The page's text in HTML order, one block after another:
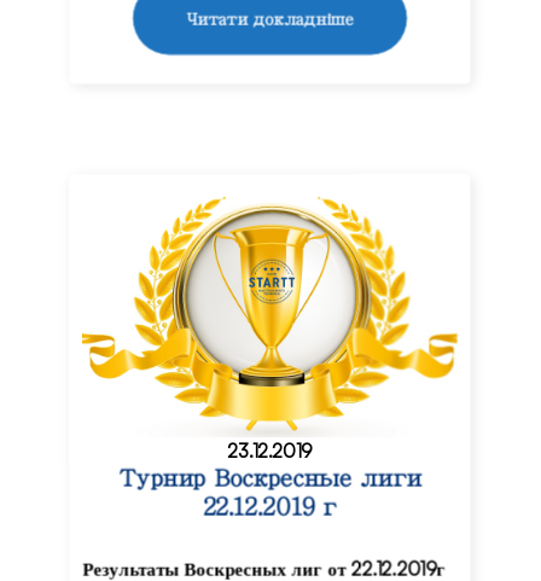
Читати докладніше
23.12.2019
Турнир Воскресные лиги
22.12.2019 г
Результаты Воскресных лиг от 22.12.2019г